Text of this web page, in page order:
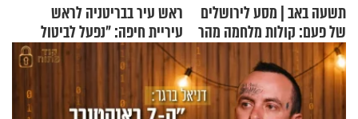
תשעה באב | מסע לירושלים
של פעם: קולות מלחמה מהר
הזיתים
ראש עיר בבריטניה לראש
עיריית חיפה: ״נפעל לביטול
ברית הערים התאומות״